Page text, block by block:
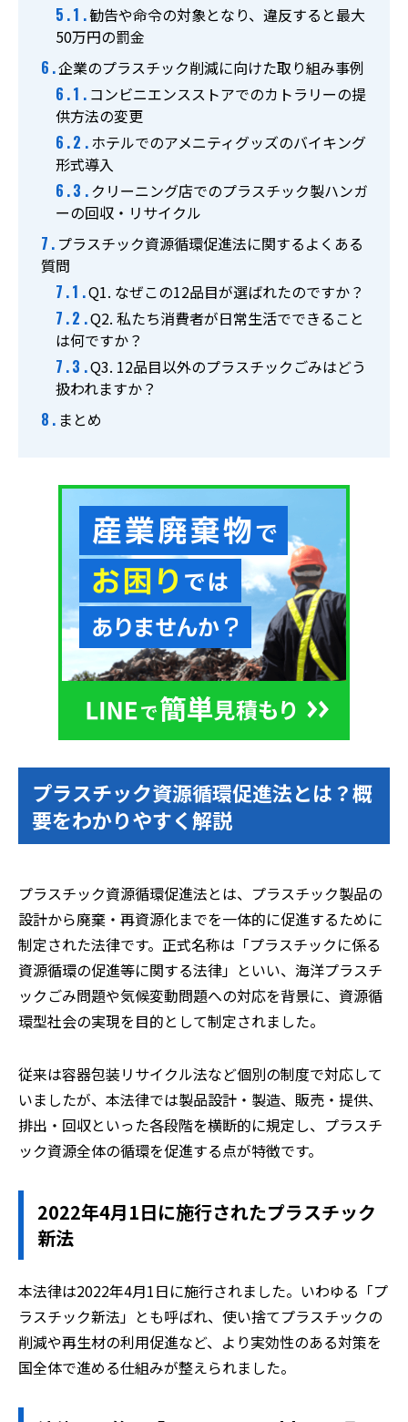
勧告や命令の対象となり、違反すると最大
50万円の罰金
企業のプラスチック削減に向けた取り組み事例
コンビニエンスストアでのカトラリーの提
供方法の変更
ホテルでのアメニティグッズのバイキング
形式導入
クリーニング店でのプラスチック製ハンガ
ーの回収・リサイクル
プラスチック資源循環促進法に関するよくある
質問
Q1. なぜこの12品目が選ばれたのですか？
Q2. 私たち消費者が日常生活でできること
は何ですか？
Q3. 12品目以外のプラスチックごみはどう
扱われますか？
まとめ
プラスチック資源循環促進法とは？概
要をわかりやすく解説
プラスチック資源循環促進法とは、プラスチック製品の
設計から廃棄・再資源化までを一体的に促進するために
制定された法律です。正式名称は「プラスチックに係る
資源循環の促進等に関する法律」といい、海洋プラスチ
ックごみ問題や気候変動問題への対応を背景に、資源循
環型社会の実現を目的として制定されました。
従来は容器包装リサイクル法など個別の制度で対応して
いましたが、本法律では製品設計・製造、販売・提供、
排出・回収といった各段階を横断的に規定し、プラスチ
ック資源全体の循環を促進する点が特徴です。
2022年4月1日に施行されたプラスチック
新法
本法律は2022年4月1日に施行されました。いわゆる「プ
ラスチック新法」とも呼ばれ、使い捨てプラスチックの
削減や再生材の利用促進など、より実効性のある対策を
国全体で進める仕組みが整えられました。